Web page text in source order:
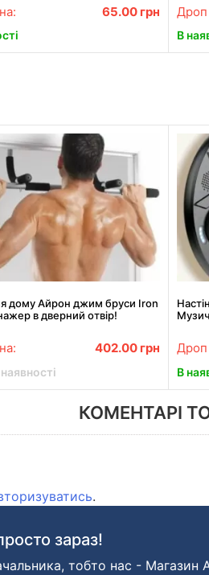
65.00 грн Дроп
В
дому Айрон джим бруси Iron
в дверний отвір!
402.00 грн Дроп
В
КОМЕНТАРІ
.
зараз!
тобто нас - Магазин